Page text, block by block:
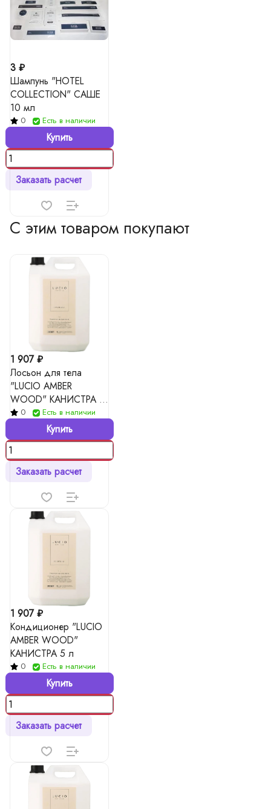
3 ₽
Шампунь "HOTEL
COLLECTION" САШЕ
10 мл
0 Есть в наличии
Купить
Заказать расчет
С этим товаром покупают
1 907 ₽
Лосьон для тела
"LUCIO AMBER
WOOD" КАНИСТРА 5
л 0 Есть в наличии
Купить
Заказать расчет
1 907 ₽
Кондиционер "LUCIO
AMBER WOOD"
КАНИСТРА 5 л
0 Есть в наличии
Купить
Заказать расчет